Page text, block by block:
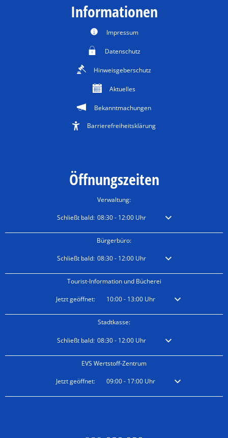
Informationen
Impressum
Datenschutz
Hinweisgeberschutz
Aktuelles
Bekanntmachungen
Barrierefreiheitsklärung
Öffnungszeiten
Verwaltung:
Klicken, um weitere Öffnungs- oder Schließzeiten
Schließt bald: 08:30- 12:00Uhr Von 08:30 bis 12:00 Uhr
Bürgerbüro:
Klicken, um weitere Öffnungs- oder Schließzeiten
Schließt bald: 08:30- 12:00Uhr Von 08:30 bis 12:00 Uhr
Tourist-Information und Bücherei
Klicken, um weitere Öffnungs- oder Schließzeiten auszublenden
Jetzt geöffnet: 10:00- 13:00Uhr Von 10:00 bis 13:00
Stadtkasse:
Klicken, um weitere Öffnungs- oder Schließzeiten
Schließt bald: 08:30- 12:00Uhr Von 08:30 bis 12:00 Uhr
EVS Wertstoff-Zentrum
Klicken, um weitere Öffnungs- oder Schließzeiten auszublenden
Jetzt geöffnet: 09:00- 17:00Uhr Von 09:00 bis 17:00